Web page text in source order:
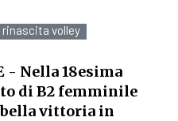
rinascita volley
- Nella 18esima
di B2 femminile
vittoria in